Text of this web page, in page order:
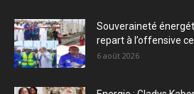
Souveraineté
repart à l’offensive
6 août 2026